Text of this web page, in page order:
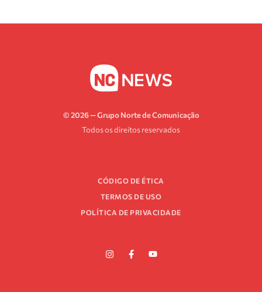
© 2026 — Grupo Norte de Comunicação
Todos os direitos reservados
CÓDIGO DE ÉTICA
TERMOS DE USO
POLÍTICA DE PRIVACIDADE